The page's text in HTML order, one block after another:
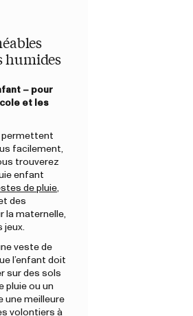
humides
– pour
et les
permettent
facilement,
trouverez
enfant
de pluie,
des
la maternelle,
jeux.
veste de
l’enfant doit
sur des sols
pluie ou un
une meilleure
volontiers à